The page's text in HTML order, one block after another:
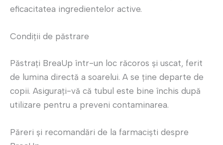
eficacitatea ingredientelor active.
Condiții de păstrare
Păstrați BreaUp într-un loc răcoros și uscat, ferit
de lumina directă a soarelui. A se ține departe de
copii. Asigurați-vă că tubul este bine închis după
utilizare pentru a preveni contaminarea.
Păreri și recomandări de la farmaciști despre